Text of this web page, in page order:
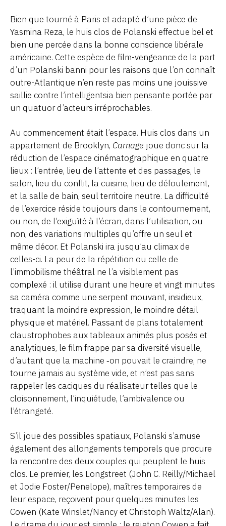
Bien que tourné à Paris et adapté d’une pièce de
Yasmina Reza, le huis clos de Polanski effectue bel et
bien une percée dans la bonne conscience libérale
américaine. Cette espèce de film-vengeance de la part
d’un Polanski banni pour les raisons que l’on connaît
outre-Atlantique n’en reste pas moins une jouissive
saillie contre l’intelligentsia bien pensante portée par
un quatuor d’acteurs irréprochables.
Au commencement était l’espace. Huis clos dans un
appartement de Brooklyn, Carnage joue donc sur la
réduction de l’espace cinématographique en quatre
lieux : l’entrée, lieu de l’attente et des passages, le
salon, lieu du conflit, la cuisine, lieu de défoulement,
et la salle de bain, seul territoire neutre. La difficulté
de l’exercice réside toujours dans le contournement,
ou non, de l’exiguïté à l’écran, dans l’utilisation, ou
non, des variations multiples qu’offre un seul et
même décor. Et Polanski ira jusqu’au climax de
celles-ci. La peur de la répétition ou celle de
l’immobilisme théâtral ne l’a visiblement pas
complexé : il utilise durant une heure et vingt minutes
sa caméra comme une serpent mouvant, insidieux,
traquant la moindre expression, le moindre détail
physique et matériel. Passant de plans totalement
claustrophobes aux tableaux animés plus posés et
analytiques, le film frappe par sa diversité visuelle,
d’autant que la machine ‑on pouvait le craindre, ne
tourne jamais au système vide, et n’est pas sans
rappeler les caciques du réalisateur telles que le
cloisonnement, l’inquiétude, l’ambivalence ou
l’étrangeté.
S’il joue des possibles spatiaux, Polanski s’amuse
également des allongements temporels que procure
la rencontre des deux couples qui peuplent le huis
clos. Le premier, les Longstreet (John C. Reilly/Michael
et Jodie Foster/Penelope), maîtres temporaires de
leur espace, reçoivent pour quelques minutes les
Cowen (Kate Winslet/Nancy et Christoph Waltz/Alan).